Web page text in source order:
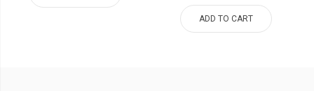
ADD TO CART